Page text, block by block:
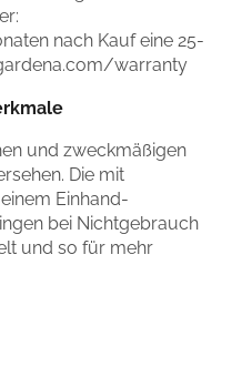
nach Kauf eine 25-
warranty
und zweckmäßigen
Die mit
Einhand-
bei Nichtgebrauch
und so für mehr